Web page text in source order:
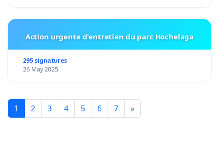
Action urgente d'entretien du parc Hochelaga
295 signatures
26 May 2025
1 2 3 4 5 6 7 »